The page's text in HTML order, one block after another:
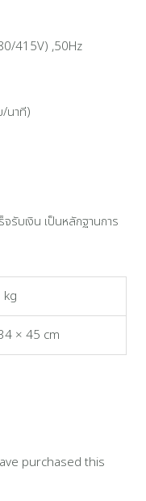
415V) ,50Hz
นาที)
รับเงิน เป็นหลักฐานการ
kg
× 45 cm
purchased this